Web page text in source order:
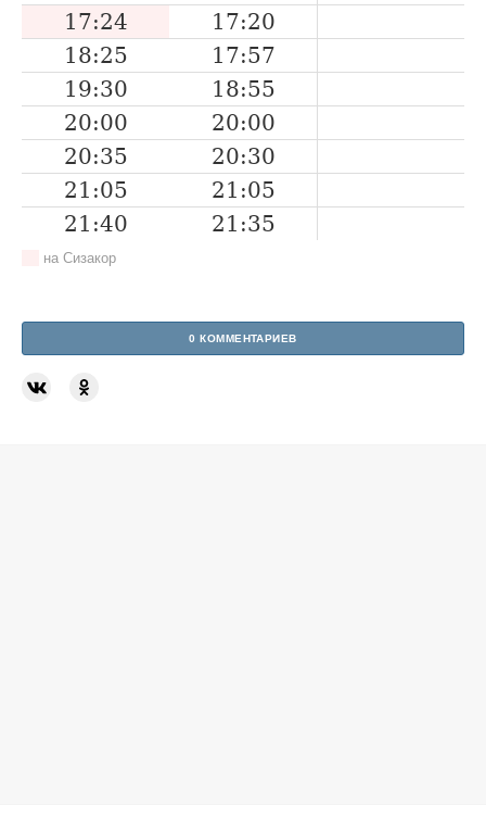
17:24
17:20
18:25
17:57
19:30
18:55
20:00
20:00
20:35
20:30
21:05
21:05
21:40
21:35
на Сизакор
0 КОММЕНТАРИЕВ